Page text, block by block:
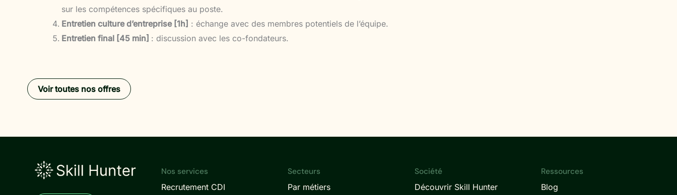
sur les compétences spécifiques au poste.
Entretien culture d’entreprise [1h] : échange avec des membres potentiels de l’équipe.
Entretien final [45 min] : discussion avec les co-fondateurs.
Voir toutes nos offres
Nos services
Recrutement CDI
Secteurs
Par métiers
Société
Découvrir Skill Hunter
Ressources
Blog